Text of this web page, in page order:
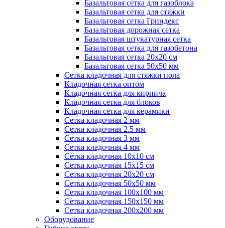
Базальтовая сетка для газоблока
Базальтовая сетка для стяжки
Базальтовая сетка Гриндекс
Базальтовая дорожная сетка
Базальтовая штукатурная сетка
Базальтовая сетка для газобетона
Базальтовая сетка 20x20 см
Базальтовая сетка 50x50 мм
Сетка кладочная для стяжки пола
Кладочная сетка оптом
Кладочная сетка для кирпича
Кладочная сетка для блоков
Кладочная сетка для керамики
Сетка кладочная 2 мм
Сетка кладочная 2.5 мм
Сетка кладочная 3 мм
Сетка кладочная 4 мм
Сетка кладочная 10x10 см
Сетка кладочная 15x15 см
Сетка кладочная 20x20 см
Сетка кладочная 50x50 мм
Сетка кладочная 100x100 мм
Сетка кладочная 150x150 мм
Сетка кладочная 200x200 мм
Оборудование